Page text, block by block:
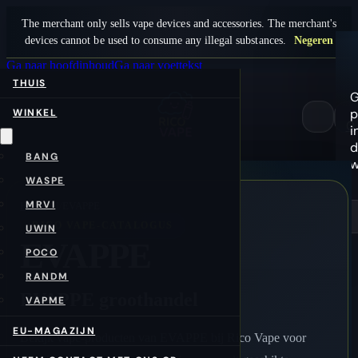
The merchant only sells vape devices and accessories. The merchant's
devices cannot be used to consume any illegal substances.
Negeren
Ga naar hoofdinhoudGa naar voettekst
THUIS
WINKEL
BANG
WASPE
MRVI
UWIN
POCO
RANDM
VAPME
EU-MAGAZIJN
0
Home/nl/
RICO VAPE-CATALOGUS
EVAPPE
EVAPPE groothandel
Bekijk vape-producten van EVAPPE bij Rico Vape voor